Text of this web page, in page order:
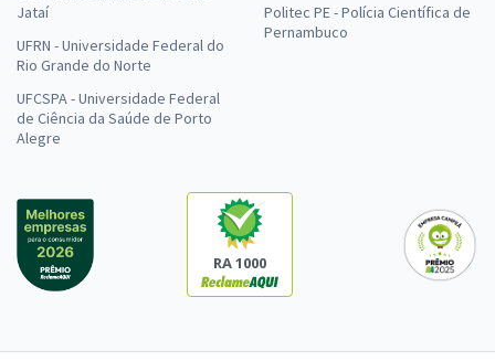
Jataí
UFRN - Universidade Federal do
Rio Grande do Norte
UFCSPA - Universidade Federal
de Ciência da Saúde de Porto
Alegre
Politec PE - Polícia Científica de
Pernambuco
RA 1000